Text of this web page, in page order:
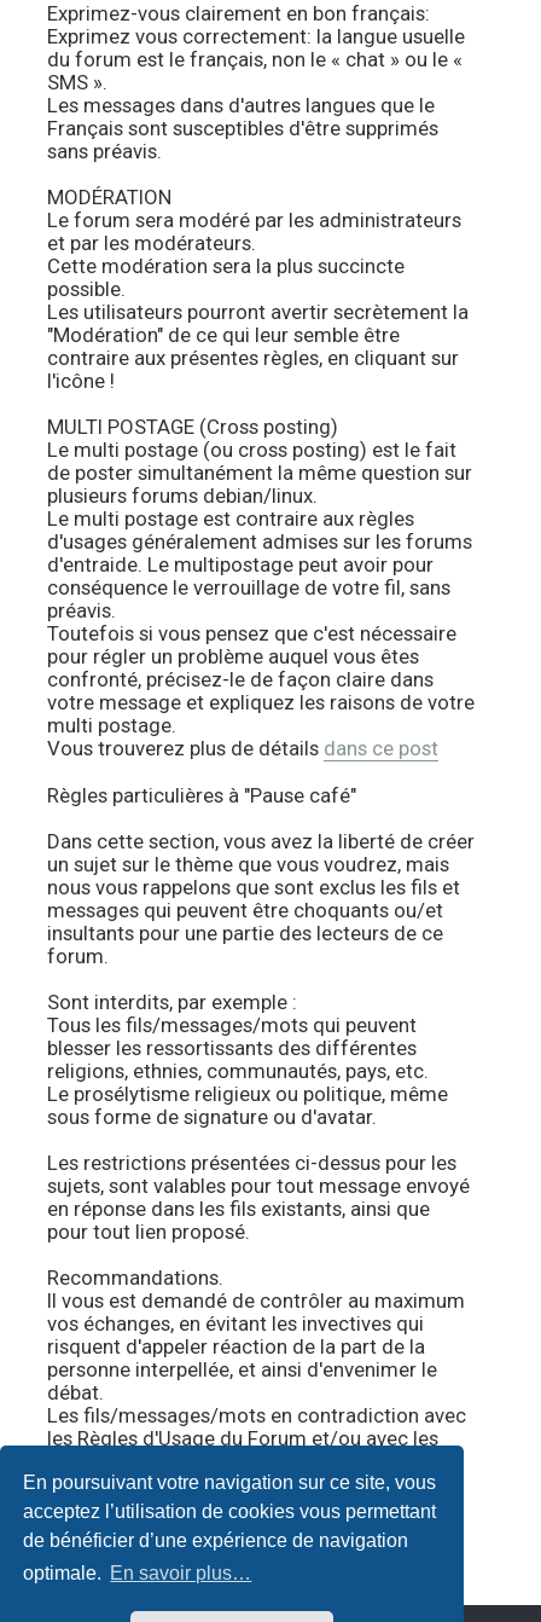
En poursuivant votre navigation sur ce site, vous
acceptez l’utilisation de cookies vous permettant
de bénéficier d’une expérience de navigation
optimale. En savoir plus…
Exprimez-vous clairement en bon français:
Exprimez vous correctement: la langue usuelle
du forum est le français, non le « chat » ou le «
SMS ».
Les messages dans d'autres langues que le
Français sont susceptibles d'être supprimés
sans préavis.
MODÉRATION
Le forum sera modéré par les administrateurs
et par les modérateurs.
Cette modération sera la plus succincte
possible.
Les utilisateurs pourront avertir secrètement la
"Modération" de ce qui leur semble être
contraire aux présentes règles, en cliquant sur
l'icône !
MULTI POSTAGE (Cross posting)
Le multi postage (ou cross posting) est le fait
de poster simultanément la même question sur
plusieurs forums debian/linux.
Le multi postage est contraire aux règles
d'usages généralement admises sur les forums
d'entraide. Le multipostage peut avoir pour
conséquence le verrouillage de votre fil, sans
préavis.
Toutefois si vous pensez que c'est nécessaire
pour régler un problème auquel vous êtes
confronté, précisez-le de façon claire dans
votre message et expliquez les raisons de votre
multi postage.
Vous trouverez plus de détails dans ce post
Règles particulières à "Pause café"
Dans cette section, vous avez la liberté de créer
un sujet sur le thème que vous voudrez, mais
nous vous rappelons que sont exclus les fils et
messages qui peuvent être choquants ou/et
insultants pour une partie des lecteurs de ce
forum.
Sont interdits, par exemple :
Tous les fils/messages/mots qui peuvent
blesser les ressortissants des différentes
religions, ethnies, communautés, pays, etc.
Le prosélytisme religieux ou politique, même
sous forme de signature ou d'avatar.
Les restrictions présentées ci-dessus pour les
sujets, sont valables pour tout message envoyé
en réponse dans les fils existants, ainsi que
pour tout lien proposé.
Recommandations.
Il vous est demandé de contrôler au maximum
vos échanges, en évitant les invectives qui
risquent d'appeler réaction de la part de la
personne interpellée, et ainsi d'envenimer le
débat.
Les fils/messages/mots en contradiction avec
les Règles d'Usage du Forum et/ou avec les
supprimés sans explication.
Vivre et échanger en bonne entente ne tient
qu'à nous.#